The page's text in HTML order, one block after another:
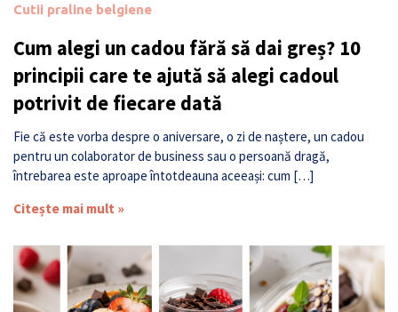
Cutii praline belgiene
Cum alegi un cadou fără să dai greș? 10
principii care te ajută să alegi cadoul
potrivit de fiecare dată
Fie că este vorba despre o aniversare, o zi de naștere, un cadou
pentru un colaborator de business sau o persoană dragă,
întrebarea este aproape întotdeauna aceeași: cum […]
Citește mai mult »